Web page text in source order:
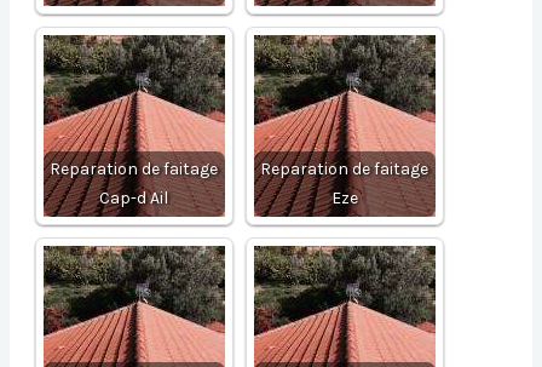
Reparation de faitage
Cap-d Ail
Reparation de faitage
Eze